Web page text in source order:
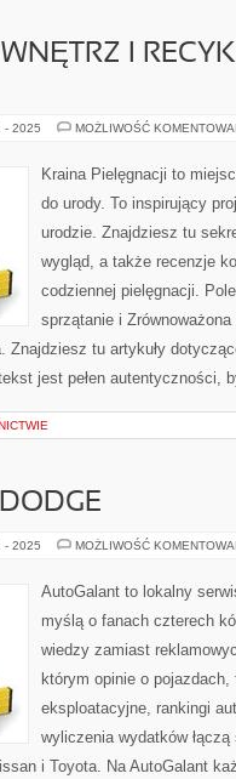
I
- 2025 MOŻLIWOŚĆ
Kraina Pielęgnacji to
do urody. To inspirujący
urodzie. Znajdziesz tu
wygląd, a także recenzje
codziennej pielęgnacji.
sprzątanie i
Znajdziesz tu artykuły
jest pełen autentyczności,
- 2025 MOŻLIWOŚĆ
AutoGalant to lokalny
myślą o fanach czterech
wiedzy zamiast
którym opinie o
eksploatacyjne, rankingi
wyliczenia wydatków
i Toyota. Na AutoGalant